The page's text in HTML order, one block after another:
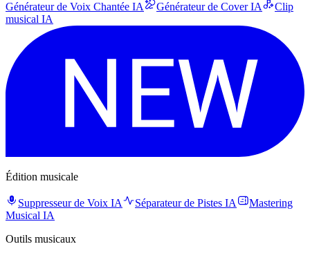
Générateur de Voix Chantée IA
Générateur de Cover IA
Clip
musical IA
Édition musicale
Suppresseur de Voix IA Séparateur de Pistes IA
Mastering
Musical IA
Outils musicaux